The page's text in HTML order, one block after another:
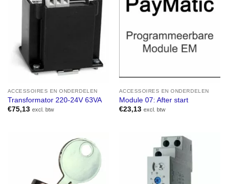
ACCESSOIRES EN ONDERDELEN
Transformator 220-24V 63VA
€75,13 excl. btw
ACCESSOIRES EN ONDERDELEN
Module 07: After start
€23,13 excl. btw